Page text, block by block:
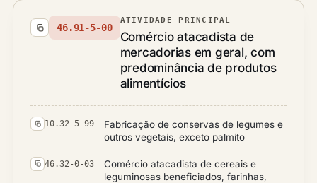
46.91-5-00
ATIVIDADE PRINCIPAL
Comércio atacadista de
mercadorias em geral, com
predominância de produtos
alimentícios
10.32-5-99
Fabricação de conservas de legumes e
outros vegetais, exceto palmito
46.32-0-03
Comércio atacadista de cereais e
leguminosas beneficiados, farinhas,